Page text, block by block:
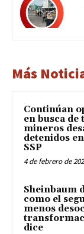
Más
Continúan
en busca
mineros
detenidos
SSP
4 de febrero de
Sheinbaum
como el
menos
dice